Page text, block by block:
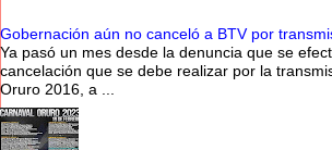
Gobernación aún no canceló a BTV por
Ya pasó un mes desde la denuncia que se
cancelación que se debe realizar por la
Oruro 2016, a ...